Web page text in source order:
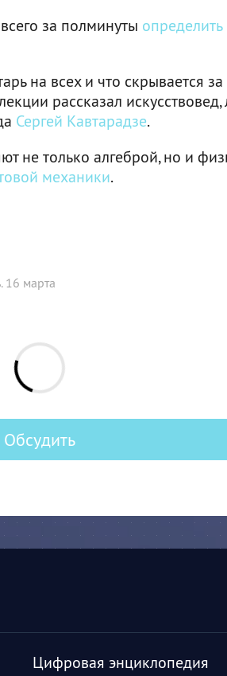
за полминуты определить
на всех и что скрывается
рассказал искусствовед,
Сергей Кавтарадзе.
не только алгеброй, но и
механики.
16 марта
Обсудить
Цифровая энциклопедия